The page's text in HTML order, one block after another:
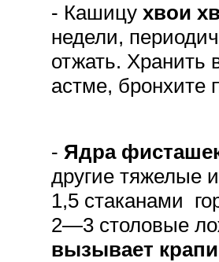
- Кашицу хвои
недели,
отжать. Хранить
астме, бронхите
- Ядра
другие тяжелые
1,5 стаканами
2—3 столовые
вызывает